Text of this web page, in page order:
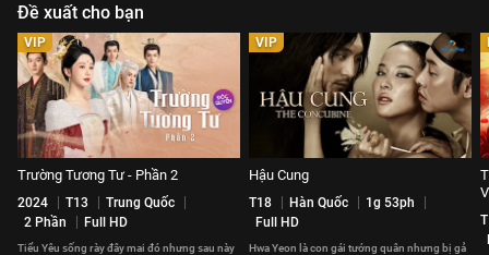
Đề xuất cho bạn
VIP
Trường Tương Tư - Phần 2
2024 T13
Trung Quốc
2 Phần
Full HD
Tiểu Yêu sống rày đây mai đó nhưng sau này
VIP
Hậu Cung
T18 Hàn Quốc
1g 53ph
Full HD
Hwa Yeon là con gái tướng quân nhưng bị gả